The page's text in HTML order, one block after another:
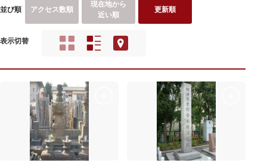
並び順 アクセス数順
現在地から
近い順
更新順
表示切替